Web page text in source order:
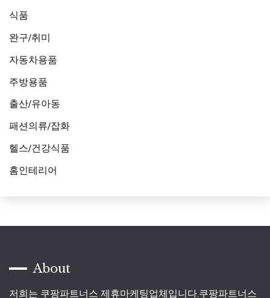
식품
완구/취미
자동차용품
주방용품
출산/유아동
패션의류/잡화
헬스/건강식품
홈인테리어
About
저희는 쿠팡파트너스 제휴마케팅업체입니다.쿠팡파트너스